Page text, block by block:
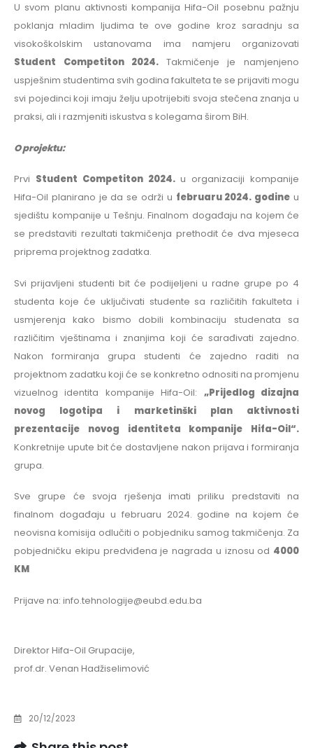
U svom planu aktivnosti kompanija Hifa-Oil posebnu pažnju
poklanja mladim ljudima te ove godine kroz saradnju sa
visokoškolskim ustanovama ima namjeru organizovati
Student Competiton 2024. Takmičenje je namjenjeno
uspješnim studentima svih godina fakulteta te se prijaviti mogu
svi pojedinci koji imaju želju upotrijebiti svoja stečena znanja u
praksi, ali i razmjeniti iskustva s kolegama širom BiH.
O projektu:
Prvi Student Competiton 2024. u organizaciji kompanije
Hifa-Oil planirano je da se održi u februaru 2024. godine u
sjedištu kompanije u Tešnju. Finalnom događaju na kojem će
se predstaviti rezultati takmičenja prethodit će dva mjeseca
priprema projektnog zadatka.
Svi prijavljeni studenti bit će podijeljeni u radne grupe po 4
studenta koje će uključivati studente sa različitih fakulteta i
usmjerenja kako bismo dobili kombinaciju studenata sa
različitim vještinama i znanjima koji će sarađivati zajedno.
Nakon formiranja grupa studenti će zajedno raditi na
projektnom zadatku koji će se konkretno odnositi na promjenu
vizuelnog identita kompanije Hifa-Oil: „Prijedlog dizajna
novog logotipa i marketinški plan aktivnosti
prezentacije novog identiteta kompanije Hifa-Oil“.
Konkretnije upute bit će dostavljene nakon prijava i formiranja
grupa.
Sve grupe će svoja rješenja imati priliku predstaviti na
finalnom događaju u februaru 2024. godine na kojem će
neovisna komisija odlučiti o pobjedniku samog takmičenja. Za
pobjedničku ekipu predviđena je nagrada u iznosu od 4000
KM
Prijave na: info.tehnologije@eubd.edu.ba
Direktor Hifa-Oil Grupacije,
prof.dr. Venan Hadžiselimović
20/12/2023